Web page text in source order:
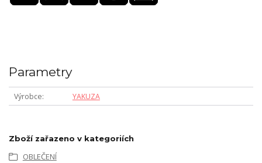
Parametry
Výrobce YAKUZA
Zboží zařazeno v kategoriích
OBLEČENÍ